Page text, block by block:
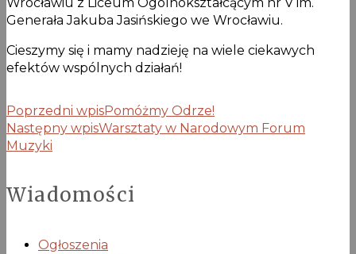
Generała Jakuba Jasińskiego we Wrocławiu.
Cieszymy się i mamy nadzieję na wiele ciekawych
efektów wspólnych działań!
Poprzedni wpisPomóżmy Odrze!
Następny wpisWarsztaty w Narodowym Forum
Muzyki
Wiadomości
Ogłoszenia